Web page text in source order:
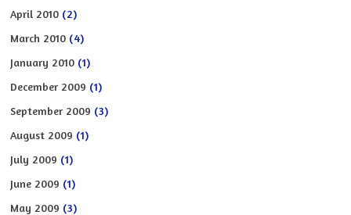
April 2010 (2)
March 2010 (4)
January 2010 (1)
December 2009 (1)
September 2009 (3)
August 2009 (1)
July 2009 (1)
June 2009 (1)
May 2009 (3)